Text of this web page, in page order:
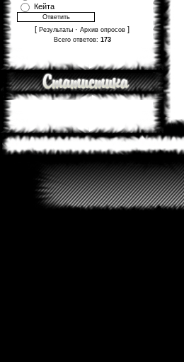
Кейта
[ Результаты · Архив опросов ]
Всего ответов: 173